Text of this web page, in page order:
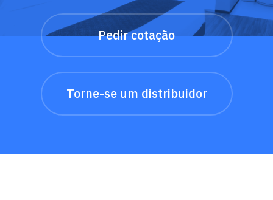
Pedir cotação
Torne-se um distribuidor